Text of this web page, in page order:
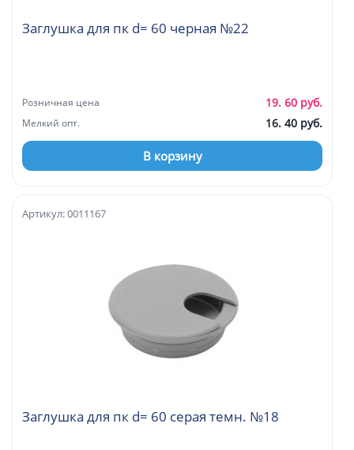
Заглушка для пк d= 60 черная №22
Розничная цена 19. 60 руб.
Мелкий опт. 16. 40 руб.
В корзину
Заглушка для пк d= 60 серая темн. №18
Артикул: 0011167